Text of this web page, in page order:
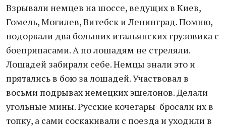
Взрывали немцев на шоссе, ведущих в Киев,
Гомель, Могилев, Витебск и Ленинград. Помню,
подорвали два больших итальянских грузовика с
боеприпасами. А по лошадям не стреляли.
Лошадей забирали себе. Немцы знали это и
прятались в бою за лошадей. Участвовал в
восьми подрывах немецких эшелонов. Делали
угольные мины. Русские кочегары бросали их в
топку, а сами соскакивали с поезда и уходили в